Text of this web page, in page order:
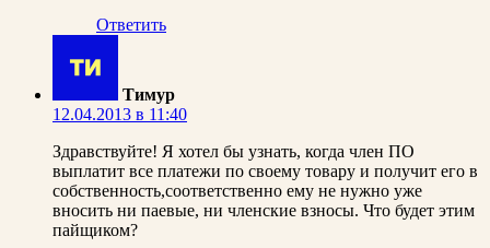
Ответить
Тимур
12.04.2013 в 11:40
Здравствуйте! Я хотел бы узнать, когда член ПО
выплатит все платежи по своему товару и получит его в
собственность,соответственно ему не нужно уже
вносить ни паевые, ни членские взносы. Что будет этим
пайщиком?